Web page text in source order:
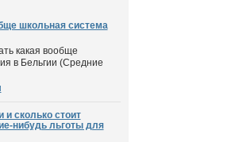
школьная система
какая вообще
в Бельгии (Средние
и сколько стоит
нибудь льготы для